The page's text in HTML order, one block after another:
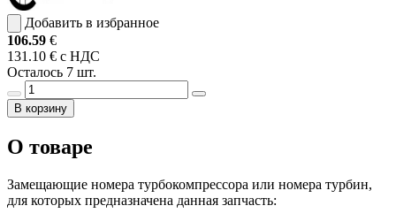
Добавить в избранное
106.59 €
131.10 € с НДС
Осталось 7 шт.
В корзину
О товаре
Замещающие номера турбокомпрессора или номера турбин,
для которых предназначена данная запчасть: